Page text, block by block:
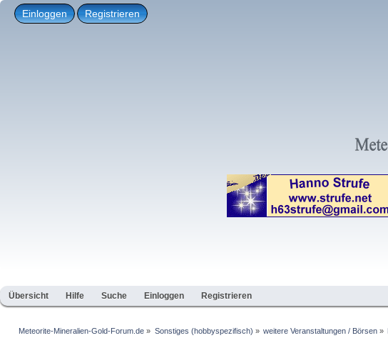
Einloggen Registrieren
Übersicht Hilfe Suche Einloggen Registrieren
Meteorite-Mineralien-Gold-Forum.de » Sonstiges (hobbyspezifisch) » weitere Veranstaltungen / Börsen»